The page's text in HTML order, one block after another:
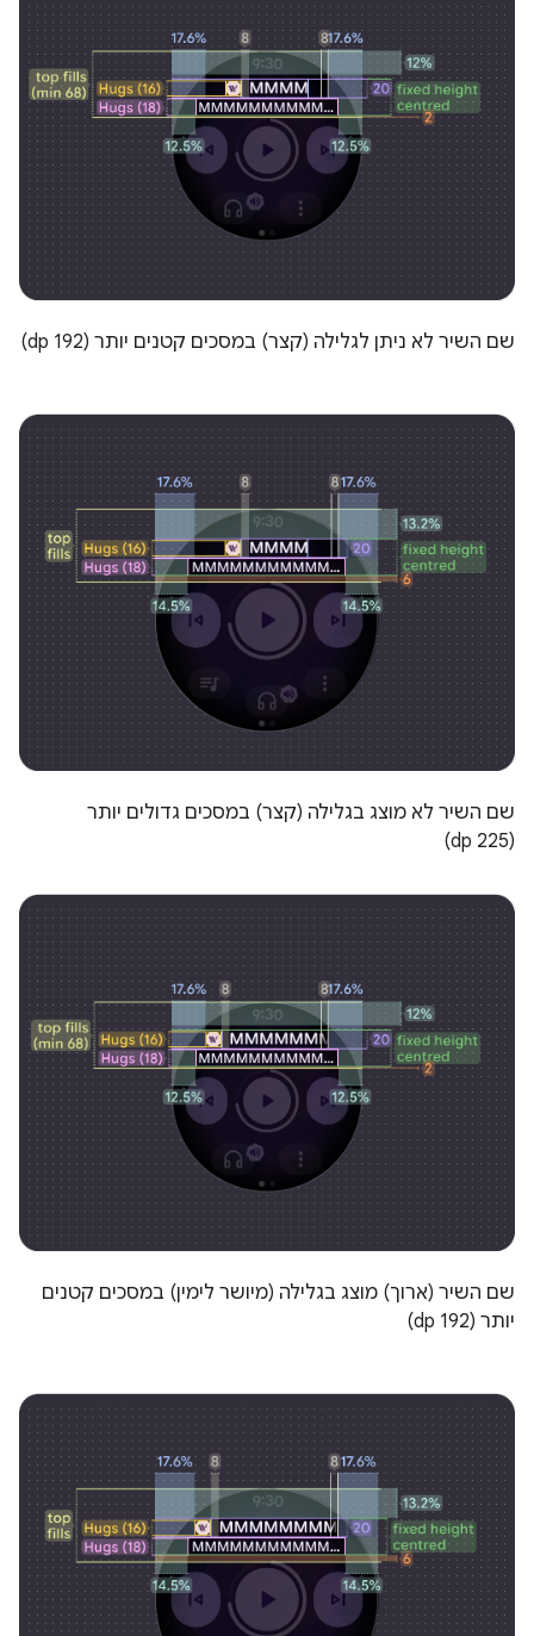
שם השיר לא ניתן לגלילה (קצר) במסכים קטנים יותר (192 dp)
שם השיר לא מוצג בגלילה (קצר) במסכים גדולים יותר
(225 dp)
שם השיר (ארוך) מוצג בגלילה (מיושר לימין) במסכים קטנים
יותר (192 dp)